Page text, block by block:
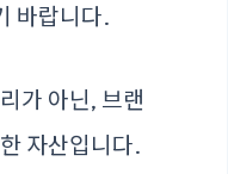
바랍니다.
가 아닌, 브랜
자산입니다.